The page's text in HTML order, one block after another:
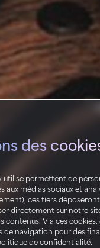
des
utilise permettent de
médias sociaux et
ces tiers
directement sur notre
contenus. Via ces
de navigation pour des
de confidentialité.